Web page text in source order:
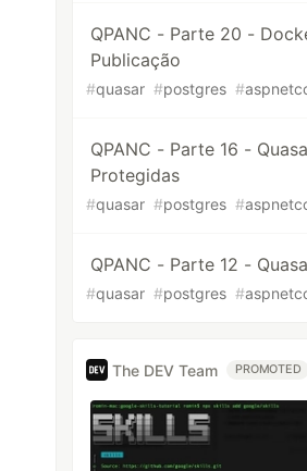
QPANC - Parte 20 -
Publicação
#quasar #postgres #
QPANC - Parte 16 -
Protegidas
#quasar #postgres #
QPANC - Parte 12 -
#quasar #postgres #
The DEV Team PROMOTED